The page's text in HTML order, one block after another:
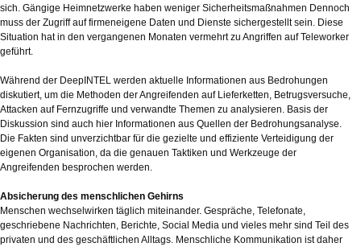
sich. Gängige Heimnetzwerke haben weniger Sicherheitsmaßnahmen Dennoch
muss der Zugriff auf firmeneigene Daten und Dienste sichergestellt sein. Diese
Situation hat in den vergangenen Monaten vermehrt zu Angriffen auf Teleworker
geführt.
Während der DeepINTEL werden aktuelle Informationen aus Bedrohungen
diskutiert, um die Methoden der Angreifenden auf Lieferketten, Betrugsversuche,
Attacken auf Fernzugriffe und verwandte Themen zu analysieren. Basis der
Diskussion sind auch hier Informationen aus Quellen der Bedrohungsanalyse.
Die Fakten sind unverzichtbar für die gezielte und effiziente Verteidigung der
eigenen Organisation, da die genauen Taktiken und Werkzeuge der
Angreifenden besprochen werden.
Absicherung des menschlichen Gehirns
Menschen wechselwirken täglich miteinander. Gespräche, Telefonate,
geschriebene Nachrichten, Berichte, Social Media und vieles mehr sind Teil des
privaten und des geschäftlichen Alltags. Menschliche Kommunikation ist daher